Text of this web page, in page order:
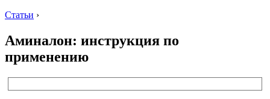
Статьи ›
Аминалон: инструкция по
применению